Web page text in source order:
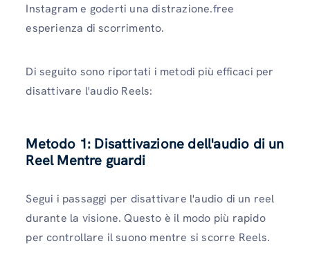
Instagram e goderti una distrazione.free
esperienza di scorrimento.
Di seguito sono riportati i metodi più efficaci per
disattivare l'audio Reels:
Metodo 1: Disattivazione dell'audio di un
Reel Mentre guardi
Segui i passaggi per disattivare l'audio di un reel
durante la visione. Questo è il modo più rapido
per controllare il suono mentre si scorre Reels.